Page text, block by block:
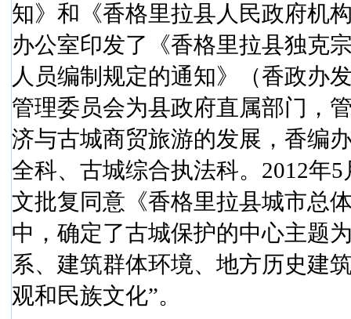
知》和《香格里拉县人民政府机
办公室印发了《香格里拉县独克
人员编制规定的通知》（香政办
管理委员会为县政府直属部门，
济与古城商贸旅游的发展，香编
全科、古城综合执法科。 2012年5
文批复同意《香格里拉县城市总
中，确定了古城保护的中心主题
系、建筑群体环境、地方历史建
观和民族文化”。